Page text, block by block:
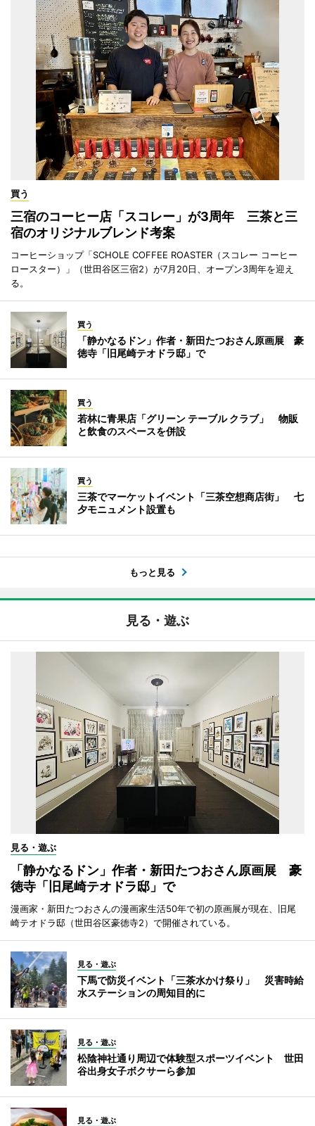
買う
三宿のコーヒー店「スコレー」が3周年 三茶と三
宿のオリジナルブレンド考案
コーヒーショップ「SCHOLE COFFEE ROASTER（スコレー コーヒー
ロースター）」（世田谷区三宿2）が7月20日、オープン3周年を迎え
る。
買う
「静かなるドン」作者・新田たつおさん原画展 豪
徳寺「旧尾崎テオドラ邸」で
買う
若林に青果店「グリーン テーブル クラブ」 物販
と飲食のスペースを併設
買う
三茶でマーケットイベント「三茶空想商店街」 七
夕モニュメント設置も
もっと見る
見る・遊ぶ
見る・遊ぶ
「静かなるドン」作者・新田たつおさん原画展 豪
徳寺「旧尾崎テオドラ邸」で
漫画家・新田たつおさんの漫画家生活50年で初の原画展が現在、旧尾
崎テオドラ邸（世田谷区豪徳寺2）で開催されている。
見る・遊ぶ
下馬で防災イベント「三茶水かけ祭り」 災害時給
水ステーションの周知目的に
見る・遊ぶ
松陰神社通り周辺で体験型スポーツイベント 世田
谷出身女子ボクサーら参加
見る・遊ぶ